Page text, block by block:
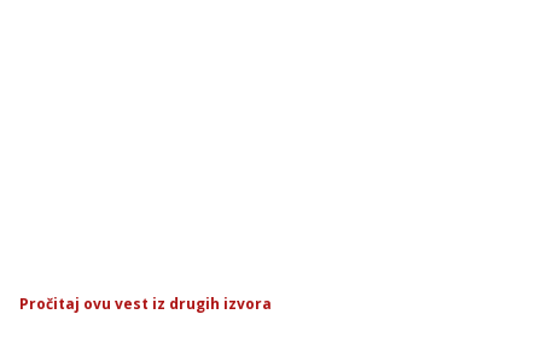
Pročitaj ovu vest iz drugih izvora